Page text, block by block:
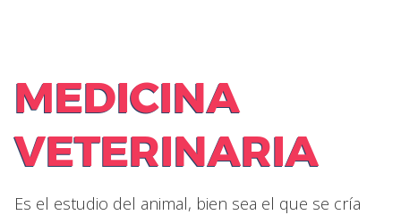
MEDICINA
VETERINARIA
Es el estudio del animal, bien sea el que se cría